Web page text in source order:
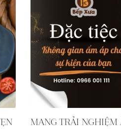
MANG TRẢI NGHIỆM